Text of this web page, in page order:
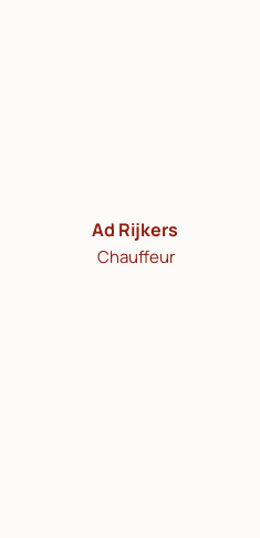
Ad Rijkers
Chauffeur